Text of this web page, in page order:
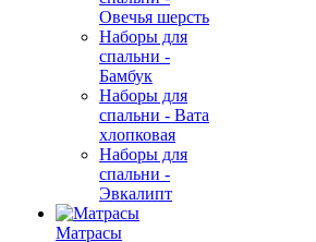
Овечья шерсть
Наборы для
спальни -
Бамбук
Наборы для
спальни - Вата
хлопковая
Наборы для
спальни -
Эвкалипт
Матрасы